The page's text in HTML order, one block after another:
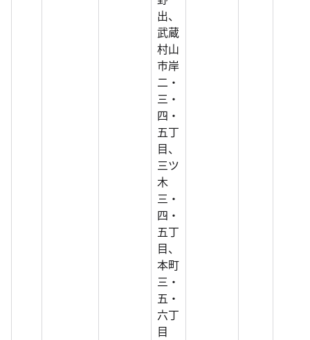
出、
武蔵
村山
市岸
二・
三・
四・
五丁
目、
三ツ
木
三・
四・
五丁
目、
本町
三・
五・
六丁
目